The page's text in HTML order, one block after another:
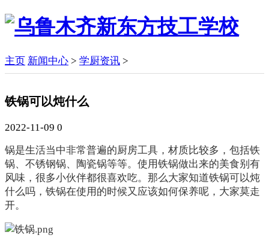
主页 新闻中心 > 学厨资讯 >
铁锅可以炖什么
2022-11-09 0
锅是生活当中非常普遍的厨房工具，材质比较多，包括铁
锅、不锈钢锅、陶瓷锅等等。使用铁锅做出来的美食别有
风味，很多小伙伴都很喜欢吃。那么大家知道铁锅可以炖
什么吗，铁锅在使用的时候又应该如何保养呢，大家莫走
开。